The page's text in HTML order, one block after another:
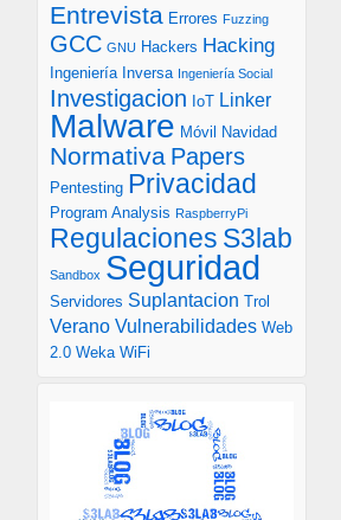
Entrevista Errores Fuzzing
GCC GNU Hackers Hacking
Ingeniería Inversa Ingeniería Social
Investigacion IoT Linker
Malware Móvil Navidad
Normativa Papers
Pentesting Privacidad
Program Analysis RaspberryPi
Regulaciones S3lab
Sandbox Seguridad
Servidores Suplantacion Trol
Verano Vulnerabilidades Web
2.0 Weka WiFi